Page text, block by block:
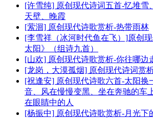
[许雪纯] 原创现代诗词五首-忆堆雪
天壁、晚霞
[萦洄] 原创现代诗歌赏析-热带雨林
[李雪祥（冰河时代鱼在飞）]原创
太阳》（组诗九首）
[山欢] 原创现代诗歌赏析-你往哪边
[龙岗，大漠孤烟] 原创现代诗词赏
[祝逢安] 原创现代诗歌六首-太阳换
音、风在慢慢变黑、坐在奔驰的车
在眼睛中的人
[杨振中] 原创现代诗歌赏析-月光下